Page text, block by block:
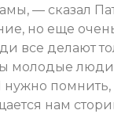
— сказал
но еще
все делают
молодые
помнить,
нам